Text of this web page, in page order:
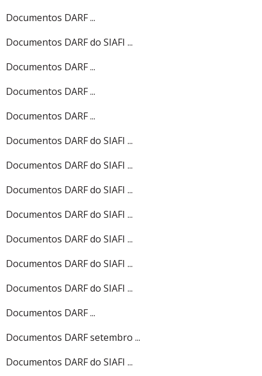
Documentos DARF ...
Documentos DARF do SIAFI ...
Documentos DARF ...
Documentos DARF ...
Documentos DARF ...
Documentos DARF do SIAFI ...
Documentos DARF do SIAFI ...
Documentos DARF do SIAFI ...
Documentos DARF do SIAFI ...
Documentos DARF do SIAFI ...
Documentos DARF do SIAFI ...
Documentos DARF do SIAFI ...
Documentos DARF ...
Documentos DARF setembro ...
Documentos DARF do SIAFI ...